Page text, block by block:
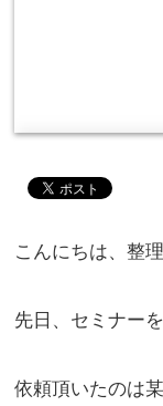
こんにちは、整
先日、セミナー
依頼頂いたのは